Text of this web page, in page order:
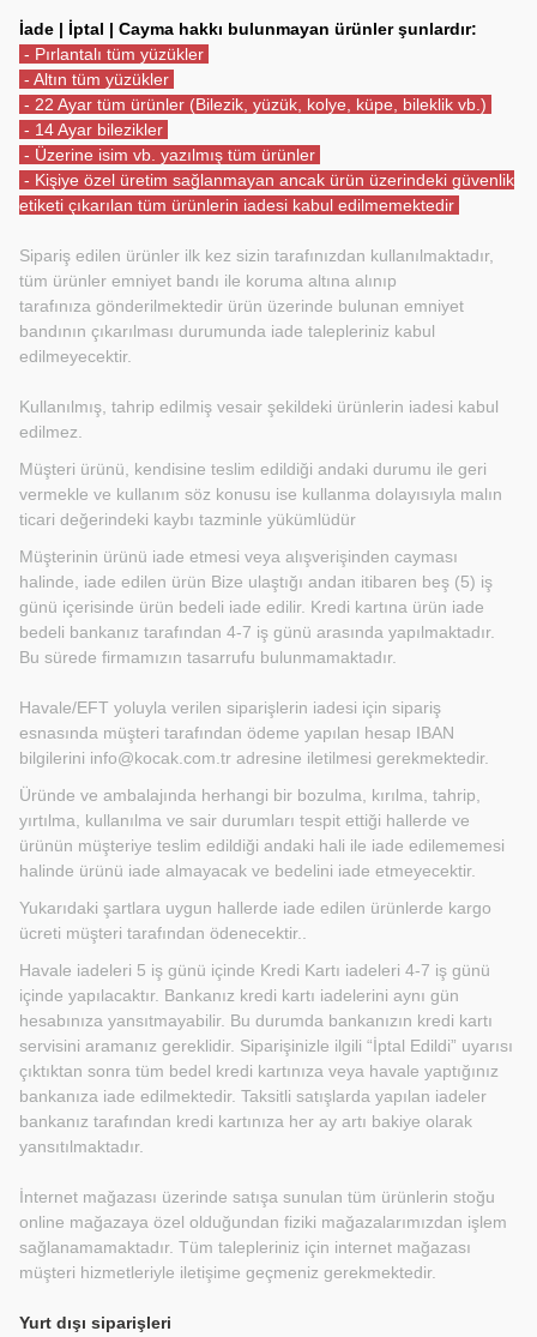
İade | İptal | Cayma hakkı bulunmayan ürünler şunlardır:
- Pırlantalı tüm yüzükler
- Altın tüm yüzükler
- 22 Ayar tüm ürünler (Bilezik, yüzük, kolye, küpe, bileklik vb.)
- 14 Ayar bilezikler
- Üzerine isim vb. yazılmış tüm ürünler
- Kişiye özel üretim sağlanmayan ancak ürün üzerindeki güvenlik
etiketi çıkarılan tüm ürünlerin iadesi kabul edilmemektedir
Sipariş edilen ürünler ilk kez sizin tarafınızdan kullanılmaktadır,
tüm ürünler emniyet bandı ile koruma altına alınıp
tarafınıza gönderilmektedir ürün üzerinde bulunan emniyet
bandının çıkarılması durumunda iade talepleriniz kabul
edilmeyecektir.
Kullanılmış, tahrip edilmiş vesair şekildeki ürünlerin iadesi kabul
edilmez.
Müşteri ürünü, kendisine teslim edildiği andaki durumu ile geri
vermekle ve kullanım söz konusu ise kullanma dolayısıyla malın
ticari değerindeki kaybı tazminle yükümlüdür
Müşterinin ürünü iade etmesi veya alışverişinden cayması
halinde, iade edilen ürün Bize ulaştığı andan itibaren beş (5) iş
günü içerisinde ürün bedeli iade edilir. Kredi kartına ürün iade
bedeli bankanız tarafından 4-7 iş günü arasında yapılmaktadır.
Bu sürede firmamızın tasarrufu bulunmamaktadır.
Havale/EFT yoluyla verilen siparişlerin iadesi için sipariş
esnasında müşteri tarafından ödeme yapılan hesap IBAN
bilgilerini info@kocak.com.tr adresine iletilmesi gerekmektedir.
Üründe ve ambalajında herhangi bir bozulma, kırılma, tahrip,
yırtılma, kullanılma ve sair durumları tespit ettiği hallerde ve
ürünün müşteriye teslim edildiği andaki hali ile iade edilememesi
halinde ürünü iade almayacak ve bedelini iade etmeyecektir.
Yukarıdaki şartlara uygun hallerde iade edilen ürünlerde kargo
ücreti müşteri tarafından ödenecektir..
Havale iadeleri 5 iş günü içinde Kredi Kartı iadeleri 4-7 iş günü
içinde yapılacaktır. Bankanız kredi kartı iadelerini aynı gün
hesabınıza yansıtmayabilir. Bu durumda bankanızın kredi kartı
servisini aramanız gereklidir. Siparişinizle ilgili “İptal Edildi” uyarısı
çıktıktan sonra tüm bedel kredi kartınıza veya havale yaptığınız
bankanıza iade edilmektedir. Taksitli satışlarda yapılan iadeler
bankanız tarafından kredi kartınıza her ay artı bakiye olarak
yansıtılmaktadır.
İnternet mağazası üzerinde satışa sunulan tüm ürünlerin stoğu
online mağazaya özel olduğundan fiziki mağazalarımızdan işlem
sağlanamamaktadır. Tüm talepleriniz için internet mağazası
müşteri hizmetleriyle iletişime geçmeniz gerekmektedir.
Yurt dışı siparişleri